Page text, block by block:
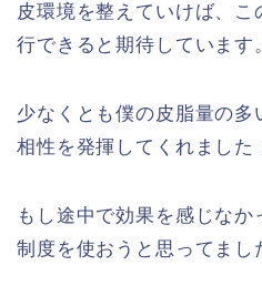
皮環境を整えていけば、
行できると期待しています
少なくとも僕の皮脂量の
相性を発揮してくれました
もし途中で効果を感じな
制度を使おうと思ってまし